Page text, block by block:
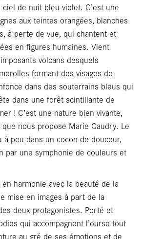
de nuit bleu-violet. C’est une
aux teintes orangées, blanches
à perte de vue, qui chantent et
en figures humaines. Vient
volcans desquels
formant des visages de
dans des souterrains bleus qui
dans une forêt scintillante de
! C’est une nature bien vivante,
nous propose Marie Caudry. Le
à peu dans un cocon de douceur,
par une symphonie de couleurs et
harmonie avec la beauté de la
mise en images à part de la
deux protagonistes. Porté et
qui accompagnent l’ourse tout
au gré de ses émotions et de